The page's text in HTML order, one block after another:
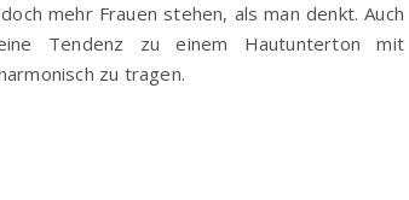
mehr Frauen stehen, als man denkt. Auch
Tendenz zu einem Hautunterton mit
zu tragen.